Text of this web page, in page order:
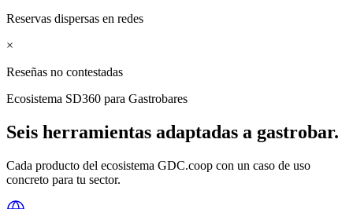
Reservas dispersas en redes
×
Reseñas no contestadas
Ecosistema SD360 para Gastrobares
Seis herramientas adaptadas a gastrobar.
Cada producto del ecosistema GDC.coop con un caso de uso
concreto para tu sector.